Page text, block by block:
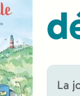
La